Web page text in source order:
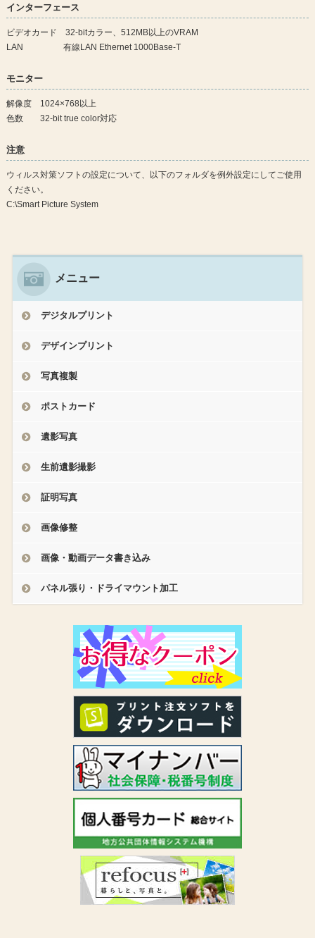
インターフェース
ビデオカード 32-bitカラー、512MB以上のVRAM
LAN 有線LAN Ethernet 1000Base-T
モニター
解像度 1024×768以上
色数 32-bit true color対応
注意
ウィルス対策ソフトの設定について、以下のフォルダを例外設定にしてご使用
ください。
C:\Smart Picture System
メニュー
デジタルプリント
デザインプリント
写真複製
ポストカード
遺影写真
生前遺影撮影
証明写真
画像修整
画像・動画データ書き込み
パネル張り・ドライマウント加工